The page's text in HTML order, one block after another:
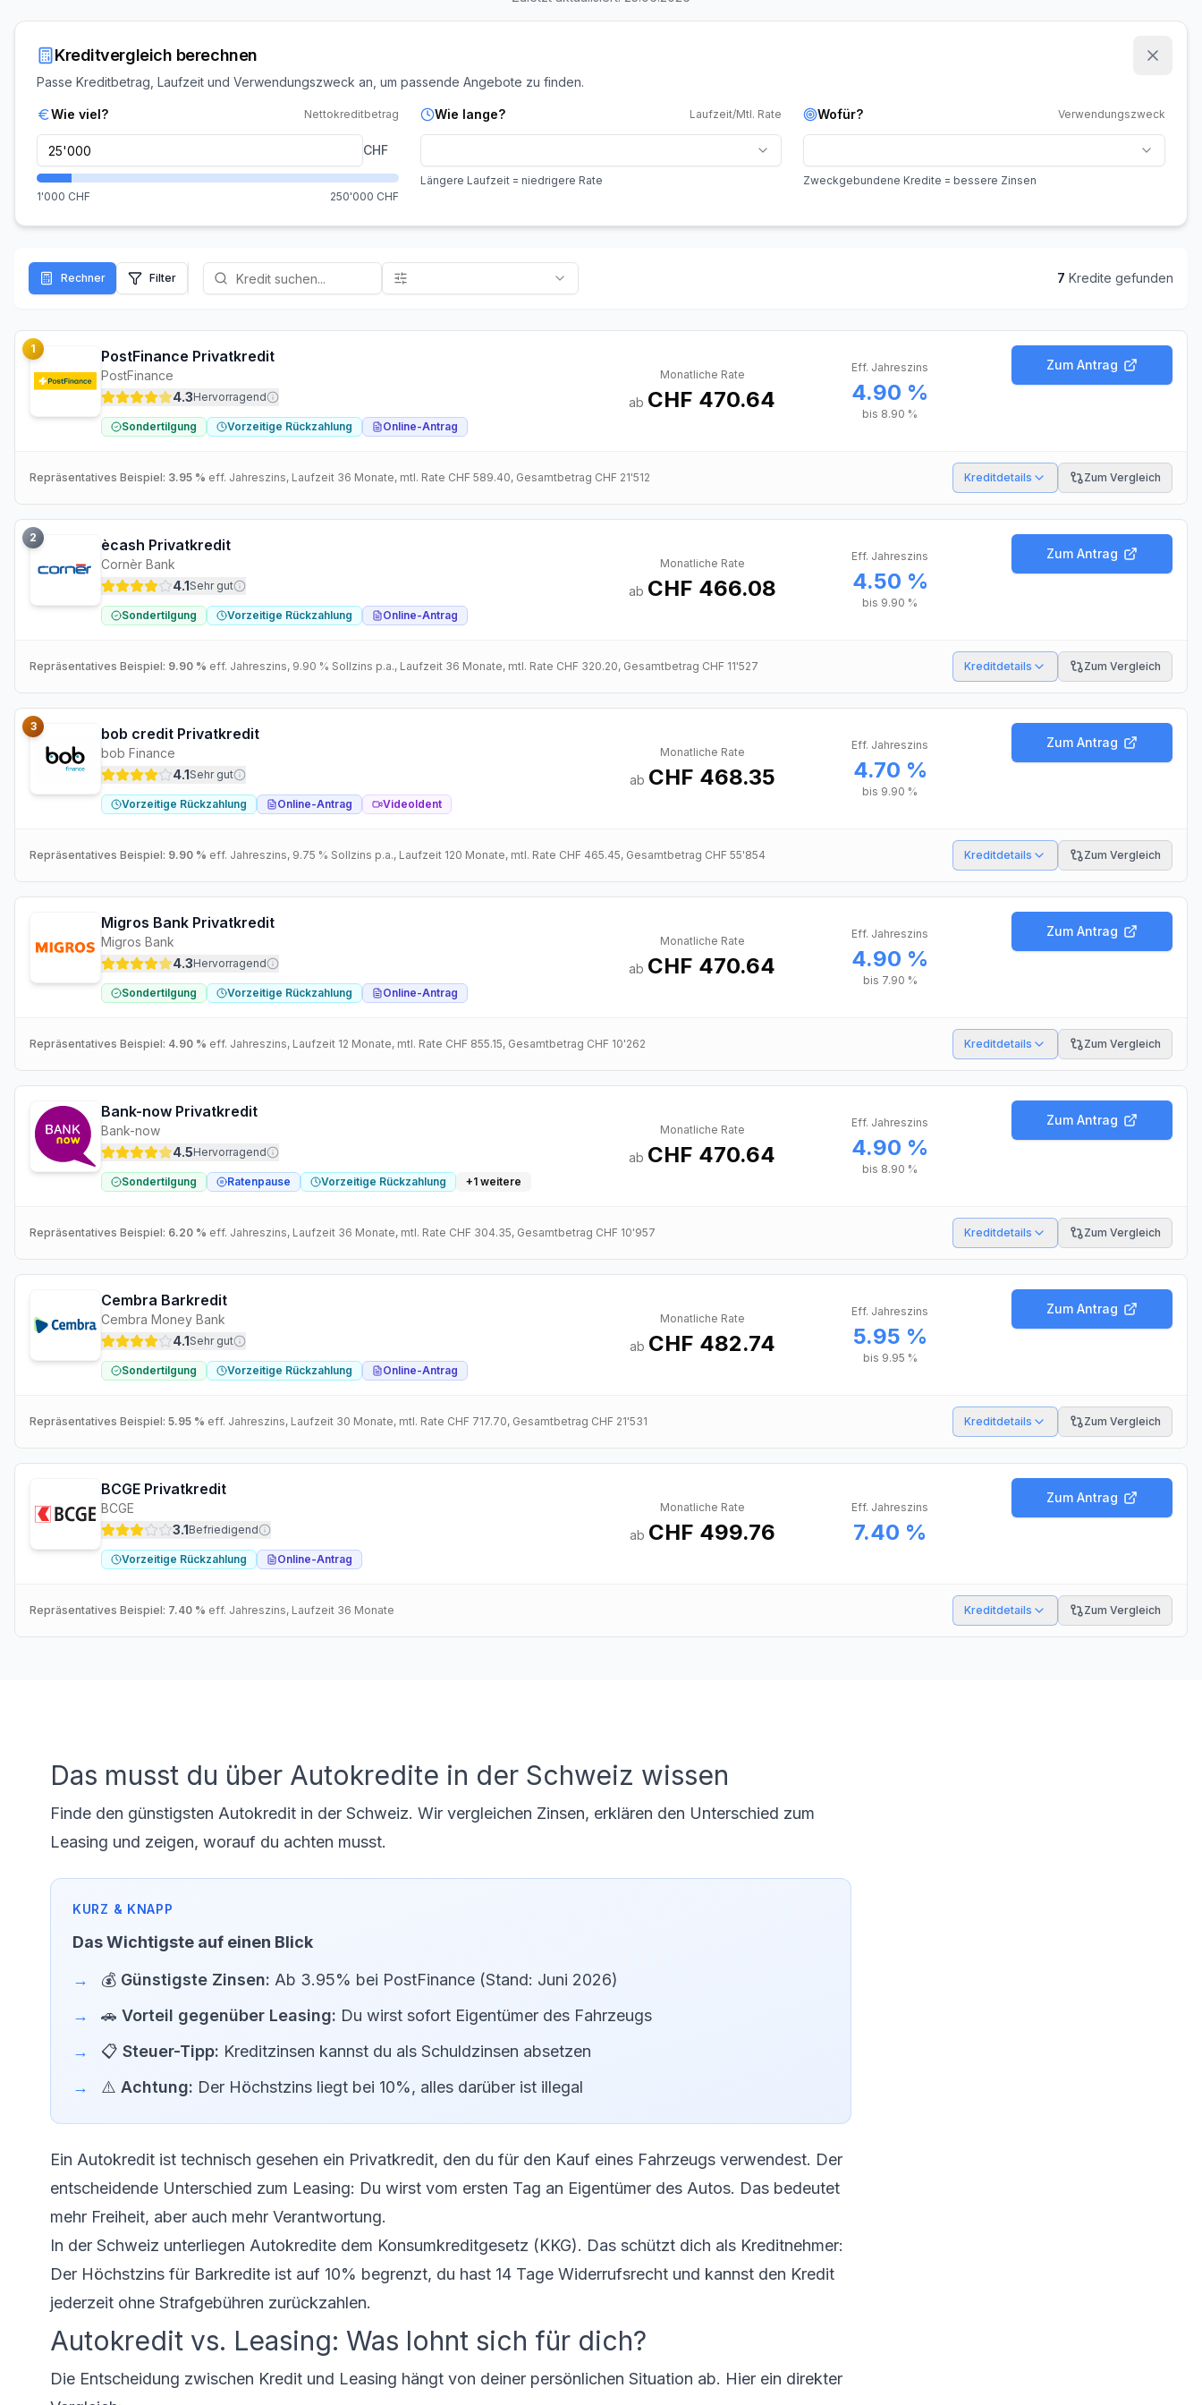
Kreditvergleich berechnen
Passe Kreditbetrag, Laufzeit und Verwendungszweck an, um passende Angebote zu finden.
Wie viel? Nettokreditbetrag
CHF
1'000 CHF 250'000 CHF
Wie lange? Laufzeit/Mtl. Rate
Längere Laufzeit = niedrigere Rate
Wofür? Verwendungszweck
Zweckgebundene Kredite = bessere Zinsen
Rechner Filter 7 Kredite gefunden
PostFinance Privatkredit
PostFinance
4.3Hervorragend
Sondertilgung Vorzeitige Rückzahlung Online-Antrag
Monatliche Rate
ab CHF 470.64
Eff. Jahreszins
4.90 %
bis 8.90 %
1
Zum Antrag
Repräsentatives Beispiel: 3.95 % eff. Jahreszins, Laufzeit 36 Monate, mtl. Rate CHF 589.40, Gesamtbetrag CHF 21'512 Kreditdetails Zum Vergleich
ècash Privatkredit
Cornèr Bank
4.1Sehr gut
Sondertilgung Vorzeitige Rückzahlung Online-Antrag
Monatliche Rate
ab CHF 466.08
Eff. Jahreszins
4.50 %
bis 9.90 %
2
Zum Antrag
Repräsentatives Beispiel: 9.90 % eff. Jahreszins, 9.90 % Sollzins p.a., Laufzeit 36 Monate, mtl. Rate CHF 320.20, Gesamtbetrag CHF 11'527 Kreditdetails Zum Vergleich
bob credit Privatkredit
bob Finance
4.1Sehr gut
Vorzeitige Rückzahlung Online-Antrag VideoIdent
Monatliche Rate
ab CHF 468.35
Eff. Jahreszins
4.70 %
bis 9.90 %
3
Zum Antrag
Repräsentatives Beispiel: 9.90 % eff. Jahreszins, 9.75 % Sollzins p.a., Laufzeit 120 Monate, mtl. Rate CHF 465.45, Gesamtbetrag CHF 55'854 Kreditdetails Zum Vergleich
Migros Bank Privatkredit
Migros Bank
4.3Hervorragend
Sondertilgung Vorzeitige Rückzahlung Online-Antrag
Monatliche Rate
ab CHF 470.64
Eff. Jahreszins
4.90 %
bis 7.90 %
Zum Antrag
Repräsentatives Beispiel: 4.90 % eff. Jahreszins, Laufzeit 12 Monate, mtl. Rate CHF 855.15, Gesamtbetrag CHF 10'262 Kreditdetails Zum Vergleich
Bank-now Privatkredit
Bank-now
4.5Hervorragend
Sondertilgung Ratenpause Vorzeitige Rückzahlung +1 weitere
Monatliche Rate
ab CHF 470.64
Eff. Jahreszins
4.90 %
bis 8.90 %
Zum Antrag
Repräsentatives Beispiel: 6.20 % eff. Jahreszins, Laufzeit 36 Monate, mtl. Rate CHF 304.35, Gesamtbetrag CHF 10'957 Kreditdetails Zum Vergleich
Cembra Barkredit
Cembra Money Bank
4.1Sehr gut
Sondertilgung Vorzeitige Rückzahlung Online-Antrag
Monatliche Rate
ab CHF 482.74
Eff. Jahreszins
5.95 %
bis 9.95 %
Zum Antrag
Repräsentatives Beispiel: 5.95 % eff. Jahreszins, Laufzeit 30 Monate, mtl. Rate CHF 717.70, Gesamtbetrag CHF 21'531 Kreditdetails Zum Vergleich
BCGE Privatkredit
BCGE
3.1Befriedigend
Vorzeitige Rückzahlung Online-Antrag
Monatliche Rate
ab CHF 499.76
Eff. Jahreszins
7.40 %
Zum Antrag
Repräsentatives Beispiel: 7.40 % eff. Jahreszins, Laufzeit 36 Monate Kreditdetails Zum Vergleich
Das musst du über Autokredite in der Schweiz wissen
Finde den günstigsten Autokredit in der Schweiz. Wir vergleichen Zinsen, erklären den Unterschied zum
Leasing und zeigen, worauf du achten musst.
Das Wichtigste auf einen Blick
💰 Günstigste Zinsen: Ab 3.95% bei PostFinance (Stand: Juni 2026)
🚗 Vorteil gegenüber Leasing: Du wirst sofort Eigentümer des Fahrzeugs
📋 Steuer-Tipp: Kreditzinsen kannst du als Schuldzinsen absetzen
⚠️ Achtung: Der Höchstzins liegt bei 10%, alles darüber ist illegal
Ein Autokredit ist technisch gesehen ein Privatkredit, den du für den Kauf eines Fahrzeugs verwendest. Der
entscheidende Unterschied zum Leasing: Du wirst vom ersten Tag an Eigentümer des Autos. Das bedeutet
mehr Freiheit, aber auch mehr Verantwortung.
In der Schweiz unterliegen Autokredite dem Konsumkreditgesetz (KKG). Das schützt dich als Kreditnehmer:
Der Höchstzins für Barkredite ist auf 10% begrenzt, du hast 14 Tage Widerrufsrecht und kannst den Kredit
jederzeit ohne Strafgebühren zurückzahlen.
Autokredit vs. Leasing: Was lohnt sich für dich?
Die Entscheidung zwischen Kredit und Leasing hängt von deiner persönlichen Situation ab. Hier ein direkter